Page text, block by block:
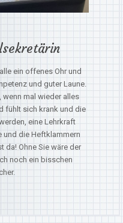
ein offenes Ohr und
und guter Laune.
mal wieder alles
fühlt sich krank und die
eine Lehrkraft
und die Heftklammern
da! Ohne Sie wäre der
noch ein bisschen